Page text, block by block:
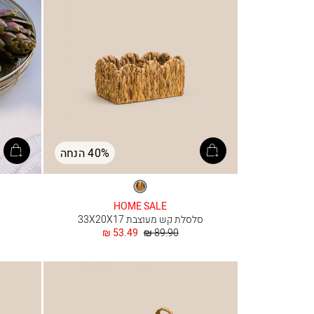
40% הנחה
טבעי
HOME SALE
סלסלת קש מעוצבת 33X20X17
החל
53.49 ₪ מחיר
89.90 ₪